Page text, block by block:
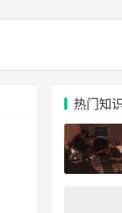
热门知